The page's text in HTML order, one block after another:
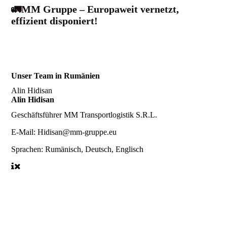
🚛MM Gruppe – Europaweit vernetzt,
effizient disponiert!
Unser Team in Rumänien
Alin Hidisan
Alin Hidisan
GeschäftsführerMM Transportlogistik S.R.L.
E-Mail:Hidisan@mm-gruppe.eu
Sprachen:Rumänisch, Deutsch, Englisch